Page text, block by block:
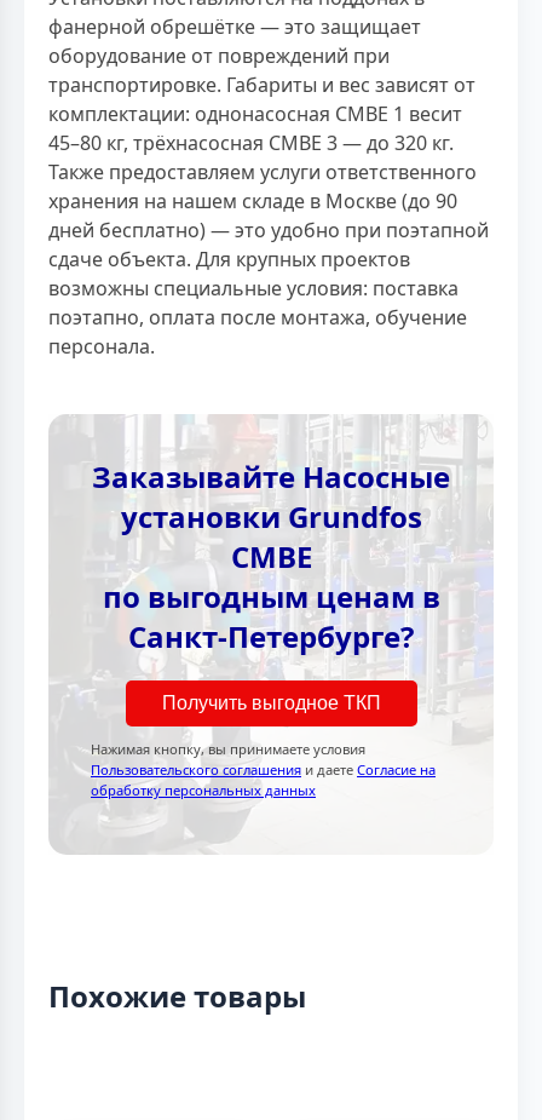
фанерной обрешётке — это защищает
оборудование от повреждений при
транспортировке. Габариты и вес зависят от
комплектации: однонасосная CMBE 1 весит
45–80 кг, трёхнасосная CMBE 3 — до 320 кг.
Также предоставляем услуги ответственного
хранения на нашем складе в Москве (до 90
дней бесплатно) — это удобно при поэтапной
сдаче объекта. Для крупных проектов
возможны специальные условия: поставка
поэтапно, оплата после монтажа, обучение
персонала.
Заказывайте Насосные
установки Grundfos
CMBE
по выгодным ценам в
Санкт-Петербурге?
Получить выгодное ТКП
Нажимая кнопку, вы принимаете условия
Пользовательского соглашения и даете Согласие на
обработку персональных данных
Похожие товары